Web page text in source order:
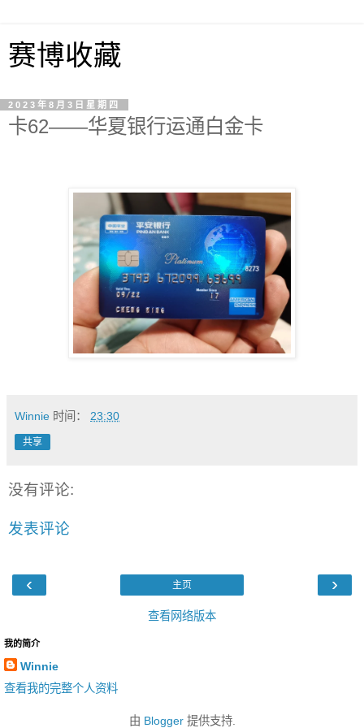
赛博收藏
2023年8月3日星期四
卡62——华夏银行运通白金卡
Winnie 时间： 23:30
共享
没有评论:
发表评论
‹ ›
主页
查看网络版本
我的简介
Winnie
查看我的完整个人资料
由 Blogger提供支持.